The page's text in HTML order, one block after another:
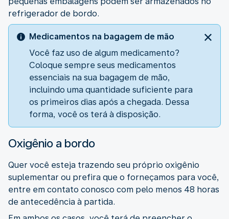
refrigerador de bordo.
Medicamentos na bagagem de mão
Você faz uso de algum medicamento?
Coloque sempre seus medicamentos
essenciais na sua bagagem de mão,
incluindo uma quantidade suficiente para
os primeiros dias após a chegada. Dessa
forma, você os terá à disposição.
Oxigênio a bordo
Quer você esteja trazendo seu próprio oxigênio
suplementar ou prefira que o forneçamos para você,
entre em contato conosco com pelo menos 48 horas
de antecedência à partida.